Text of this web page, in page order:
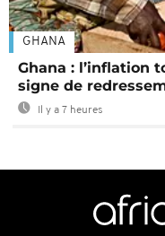
GHANA
Ghana : l’inflation
signe de
Il y a 7 heures